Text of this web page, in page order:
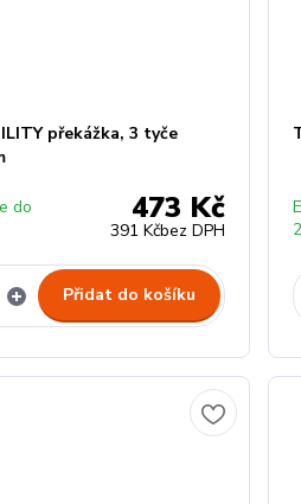
překážka, 3 tyče
473 Kč
391 Kčbez DPH
do
Přidat do košíku